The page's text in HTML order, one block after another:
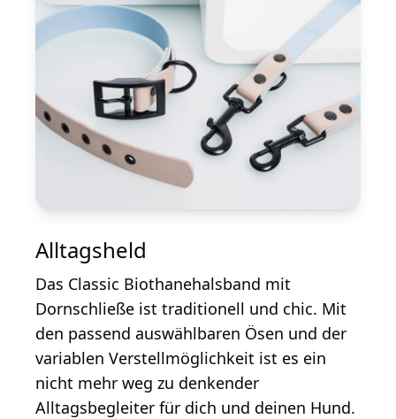
Alltagsheld
Das Classic Biothanehalsband mit
Dornschließe ist traditionell und chic. Mit
den passend auswählbaren Ösen und der
variablen Verstellmöglichkeit ist es ein
nicht mehr weg zu denkender
Alltagsbegleiter für dich und deinen Hund.